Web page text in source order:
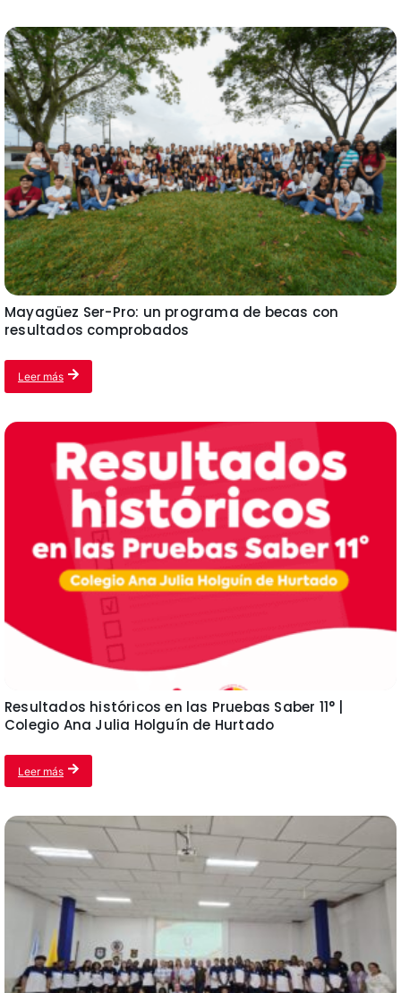
Mayagüez Ser-Pro: un programa de becas con
resultados comprobados
Leer más
Resultados históricos en las Pruebas Saber 11° |
Colegio Ana Julia Holguín de Hurtado
Leer más